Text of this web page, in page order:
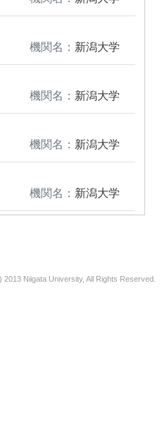
機関名： 新潟大学
機関名： 新潟大学
機関名： 新潟大学
機関名： 新潟大学
2013 Niigata University, All Rights Reserved.